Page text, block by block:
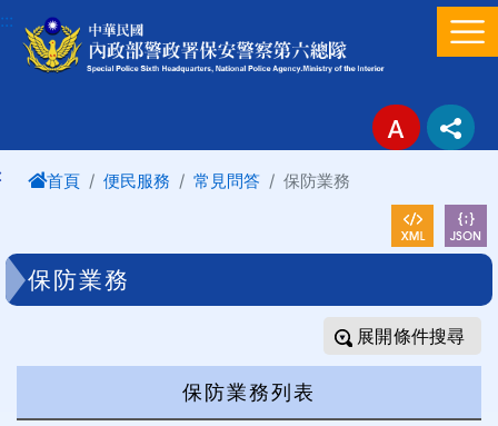
進入內容區塊
:::
首頁 便民服務 常見問答 保防業務
保防業務
條件搜尋
保防業務列表